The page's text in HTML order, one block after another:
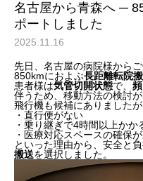
名古屋から青森へ ─
ポートしました
2025.11.16
先日、名古屋の病院様から
850kmにおよぶ長距離転院
患者様は気管切開状態で、
伴うため、移動方法の検討が
飛行機も候補にありましたが
・直行便がない
・乗り継ぎで4時間以上かか
・医療対応スペースの確保
といった理由から、安全と
搬送を選択しました。